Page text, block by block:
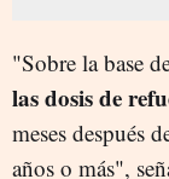
"Sobre la base
las dosis de
meses después
años o más",